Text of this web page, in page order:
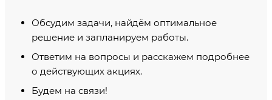
Обсудим задачи, найдём оптимальное
решение и запланируем работы.
Ответим на вопросы и расскажем подробнее
о действующих акциях.
Будем на связи!